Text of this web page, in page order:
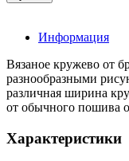
Информация
Вязаное кружево от
разнообразными
различная ширина
от обычного пошива
Характеристики